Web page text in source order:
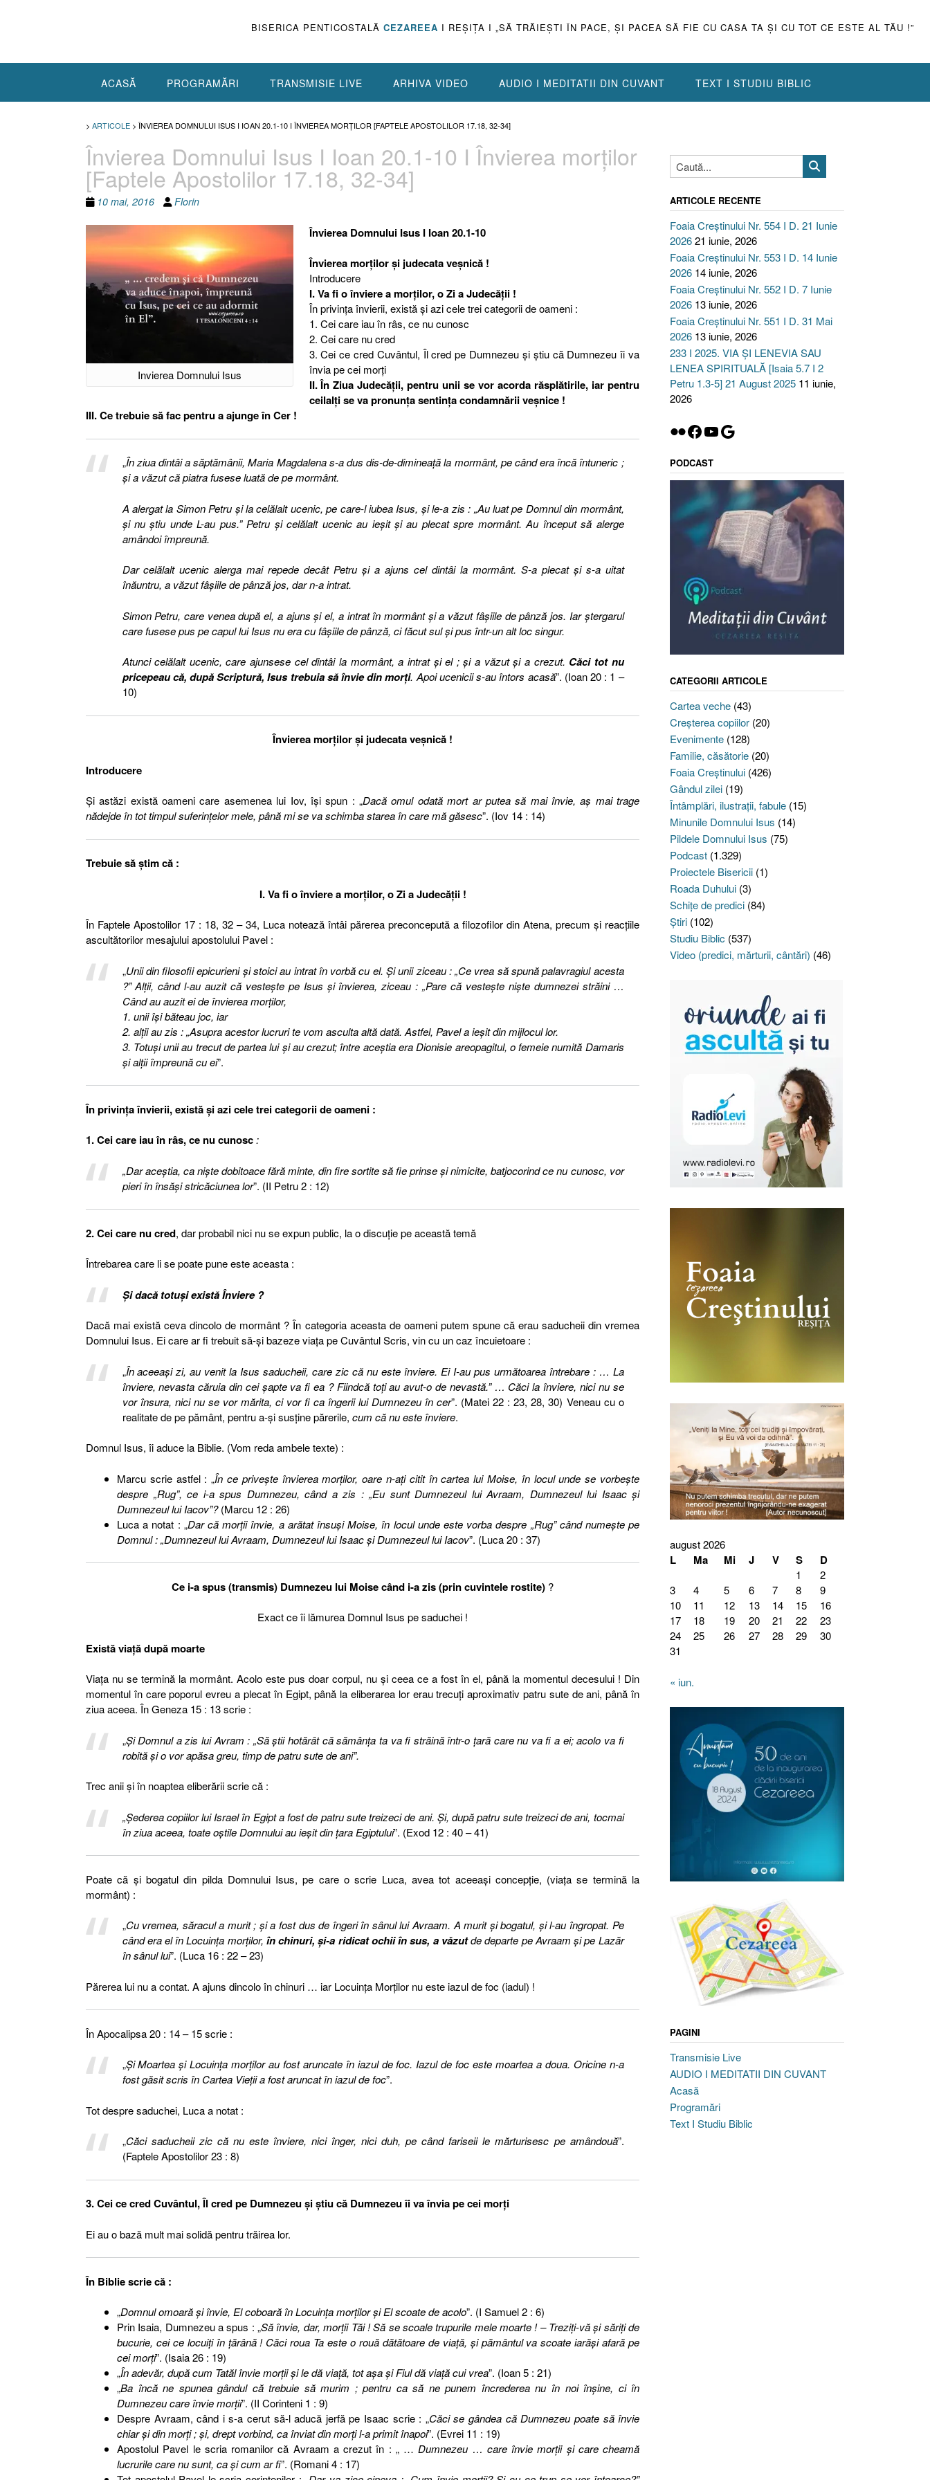
BISERICA PENTICOSTALĂ CEZAREEA I REŞIŢA I „SĂ TRĂIEŞTI ÎN PACE, ŞI PACEA SĂ FIE CU CASA TA ŞI CU TOT CE ESTE AL TĂU !”
ACASĂ PROGRAMĂRI TRANSMISIE LIVE ARHIVA VIDEO AUDIO I MEDITATII DIN CUVANT TEXT I STUDIU BIBLIC
> ARTICOLE > ÎNVIEREA DOMNULUI ISUS I IOAN 20.1-10 I ÎNVIEREA MORŢILOR [FAPTELE APOSTOLILOR 17.18, 32-34]
Învierea Domnului Isus I Ioan 20.1-10 I Învierea morţilor
[Faptele Apostolilor 17.18, 32-34]
10 mai, 2016 Florin
Invierea Domnului Isus
Învierea Domnului Isus I Ioan 20.1-10
Învierea morţilor şi judecata veşnică !
Introducere
I. Va fi o înviere a morţilor, o Zi a Judecăţii !
În privinţa învierii, există şi azi cele trei categorii de oameni :
1. Cei care iau în râs, ce nu cunosc
2. Cei care nu cred
3. Cei ce cred Cuvântul, Îl cred pe Dumnezeu şi ştiu că Dumnezeu îi va
învia pe cei morţi
II. În Ziua Judecăţii, pentru unii se vor acorda răsplătirile, iar pentru
ceilalţi se va pronunţa sentinţa condamnării veşnice !
III. Ce trebuie să fac pentru a ajunge în Cer !
„În ziua dintâi a săptămânii, Maria Magdalena s-a dus dis-de-dimineaţă la mormânt, pe când era încă întuneric ;
şi a văzut că piatra fusese luată de pe mormânt.
A alergat la Simon Petru şi la celălalt ucenic, pe care-l iubea Isus, şi le-a zis : „Au luat pe Domnul din mormânt,
şi nu ştiu unde L-au pus.” Petru şi celălalt ucenic au ieşit şi au plecat spre mormânt. Au început să alerge
amândoi împreună.
Dar celălalt ucenic alerga mai repede decât Petru şi a ajuns cel dintâi la mormânt. S-a plecat şi s-a uitat
înăuntru, a văzut fâşiile de pânză jos, dar n-a intrat.
Simon Petru, care venea după el, a ajuns şi el, a intrat în mormânt şi a văzut fâşiile de pânză jos. Iar ştergarul
care fusese pus pe capul lui Isus nu era cu fâşiile de pânză, ci făcut sul şi pus într-un alt loc singur.
Atunci celălalt ucenic, care ajunsese cel dintâi la mormânt, a intrat şi el ; şi a văzut şi a crezut. Căci tot nu
pricepeau că, după Scriptură, Isus trebuia să învie din morţi. Apoi ucenicii s-au întors acasă”. (Ioan 20 : 1 –
10)
Învierea morţilor şi judecata veşnică !
Introducere
Şi astăzi există oameni care asemenea lui Iov, îşi spun : „Dacă omul odată mort ar putea să mai învie, aş mai trage
nădejde în tot timpul suferinţelor mele, până mi se va schimba starea în care mă găsesc”. (Iov 14 : 14)
Trebuie să ştim că :
I. Va fi o înviere a morţilor, o Zi a Judecăţii !
În Faptele Apostolilor 17 : 18, 32 – 34, Luca notează întâi părerea preconcepută a filozofilor din Atena, precum şi reacţiile
ascultătorilor mesajului apostolului Pavel :
„Unii din filosofii epicurieni şi stoici au intrat în vorbă cu el. Şi unii ziceau : „Ce vrea să spună palavragiul acesta
?” Alţii, când l-au auzit că vesteşte pe Isus şi învierea, ziceau : „Pare că vesteşte nişte dumnezei străini …
Când au auzit ei de învierea morţilor,
1. unii îşi băteau joc, iar
2. alţii au zis : „Asupra acestor lucruri te vom asculta altă dată. Astfel, Pavel a ieşit din mijlocul lor.
3. Totuşi unii au trecut de partea lui şi au crezut; între aceştia era Dionisie areopagitul, o femeie numită Damaris
şi alţii împreună cu ei”.
În privinţa învierii, există şi azi cele trei categorii de oameni :
1. Cei care iau în râs, ce nu cunosc :
„Dar aceştia, ca nişte dobitoace fără minte, din fire sortite să fie prinse şi nimicite, batjocorind ce nu cunosc, vor
pieri în însăşi stricăciunea lor”. (II Petru 2 : 12)
2. Cei care nu cred, dar probabil nici nu se expun public, la o discuţie pe această temă
Întrebarea care li se poate pune este aceasta :
Şi dacă totuşi există Înviere ?
Dacă mai există ceva dincolo de mormânt ? În categoria aceasta de oameni putem spune că erau saducheii din vremea
Domnului Isus. Ei care ar fi trebuit să-şi bazeze viaţa pe Cuvântul Scris, vin cu un caz încuietoare :
„În aceeaşi zi, au venit la Isus saducheii, care zic că nu este înviere. Ei I-au pus următoarea întrebare : … La
înviere, nevasta căruia din cei şapte va fi ea ? Fiindcă toţi au avut-o de nevastă.” … Căci la înviere, nici nu se
vor însura, nici nu se vor mărita, ci vor fi ca îngerii lui Dumnezeu în cer”. (Matei 22 : 23, 28, 30) Veneau cu o
realitate de pe pământ, pentru a-şi susţine părerile, cum că nu este înviere.
Domnul Isus, îi aduce la Biblie. (Vom reda ambele texte) :
Marcu scrie astfel : „În ce priveşte învierea morţilor, oare n-aţi citit în cartea lui Moise, în locul unde se vorbeşte
despre „Rug”, ce i-a spus Dumnezeu, când a zis : „Eu sunt Dumnezeul lui Avraam, Dumnezeul lui Isaac şi
Dumnezeul lui Iacov”?(Marcu 12 : 26)
Luca a notat : „Dar că morţii învie, a arătat însuşi Moise, în locul unde este vorba despre „Rug” când numeşte pe
Domnul : „Dumnezeul lui Avraam, Dumnezeul lui Isaac şi Dumnezeul lui Iacov”. (Luca 20 : 37)
Ce i-a spus (transmis) Dumnezeu lui Moise când i-a zis (prin cuvintele rostite) ?
Exact ce îi lămurea Domnul Isus pe saduchei !
Există viaţă după moarte
Viaţa nu se termină la mormânt. Acolo este pus doar corpul, nu şi ceea ce a fost în el, până la momentul decesului ! Din
momentul în care poporul evreu a plecat în Egipt, până la eliberarea lor erau trecuţi aproximativ patru sute de ani, până în
ziua aceea. În Geneza 15 : 13 scrie :
„Şi Domnul a zis lui Avram : „Să ştii hotărât că sămânţa ta va fi străină într-o ţară care nu va fi a ei; acolo va fi
robită şi o vor apăsa greu, timp de patru sute de ani”.
Trec anii şi în noaptea eliberării scrie că :
„Şederea copiilor lui Israel în Egipt a fost de patru sute treizeci de ani. Şi, după patru sute treizeci de ani, tocmai
în ziua aceea, toate oştile Domnului au ieşit din ţara Egiptului”. (Exod 12 : 40 – 41)
Poate că şi bogatul din pilda Domnului Isus, pe care o scrie Luca, avea tot aceeaşi concepţie, (viaţa se termină la
mormânt) :
„Cu vremea, săracul a murit ; şi a fost dus de îngeri în sânul lui Avraam. A murit şi bogatul, şi l-au îngropat. Pe
când era el în Locuinţa morţilor, în chinuri, şi-a ridicat ochii în sus, a văzutde departe pe Avraam şi pe Lazăr
în sânul lui”. (Luca 16 : 22 – 23)
Părerea lui nu a contat. A ajuns dincolo în chinuri … iar Locuinţa Morţilor nu este iazul de foc (iadul) !
În Apocalipsa 20 : 14 – 15 scrie :
„Şi Moartea şi Locuinţa morţilor au fost aruncate în iazul de foc. Iazul de foc este moartea a doua. Oricine n-a
fost găsit scris în Cartea Vieţii a fost aruncat în iazul de foc”.
Tot despre saduchei, Luca a notat :
„Căci saducheii zic că nu este înviere, nici înger, nici duh, pe când fariseii le mărturisesc pe amândouă”.
(Faptele Apostolilor 23 : 8)
3. Cei ce cred Cuvântul, Îl cred pe Dumnezeu şi ştiu că Dumnezeu îi va învia pe cei morţi
Ei au o bază mult mai solidă pentru trăirea lor.
În Biblie scrie că :
„Domnul omoară şi învie, El coboară în Locuinţa morţilor şi El scoate de acolo”. (I Samuel 2 : 6)
Prin Isaia, Dumnezeu a spus : „Să învie, dar, morţii Tăi ! Să se scoale trupurile mele moarte ! – Treziţi-vă şi săriţi de
bucurie, cei ce locuiţi în ţărână ! Căci roua Ta este o rouă dătătoare de viaţă, şi pământul va scoate iarăşi afară pe
cei morţi”. (Isaia 26 : 19)
„În adevăr, după cum Tatăl învie morţii şi le dă viaţă, tot aşa şi Fiul dă viaţă cui vrea”. (Ioan 5 : 21)
„Ba încă ne spunea gândul că trebuie să murim ; pentru ca să ne punem încrederea nu în noi înşine, ci în
Dumnezeu care învie morţii”. (II Corinteni 1 : 9)
Despre Avraam, când i s-a cerut să-l aducă jerfă pe Isaac scrie : „Căci se gândea că Dumnezeu poate să învie
chiar şi din morţi ; şi, drept vorbind, ca înviat din morţi l-a primit înapoi”. (Evrei 11 : 19)
Apostolul Pavel le scria romanilor că Avraam a crezut în : „ …Dumnezeu … care învie morţii şi care cheamă
lucrurile care nu sunt, ca şi cum ar fi”. (Romani 4 : 17)
ARTICOLE RECENTE
Foaia Creștinului Nr. 554 I D. 21 Iunie
202621 iunie, 2026
Foaia Creștinului Nr. 553 I D. 14 Iunie
2026 14 iunie, 2026
Foaia Creștinului Nr. 552 I D. 7 Iunie
2026 13 iunie, 2026
Foaia Creștinului Nr. 551 I D. 31 Mai
2026 13 iunie, 2026
233 I 2025. VIA ȘI LENEVIA SAU
LENEA SPIRITUALĂ [Isaia 5.7 I 2
Petru 1.3-5] 21 August 2025 11 iunie,
2026
Flickr
Facebook
YouTube
Google
PODCAST
CATEGORII ARTICOLE
Cartea veche(43)
Creşterea copiilor(20)
Evenimente(128)
Familie, căsătorie(20)
Foaia Creştinului(426)
Gândul zilei(19)
Întâmplări, ilustraţii, fabule(15)
Minunile Domnului Isus (14)
Pildele Domnului Isus (75)
Podcast(1.329)
Proiectele Bisericii(1)
Roada Duhului(3)
Schiţe de predici(84)
Ştiri(102)
Studiu Biblic (537)
Video (predici, mărturii, cântări) (46)
august 2026
L Ma Mi J V S D
1
2
3
4 5 6 7 8
9
10
11 12 13 14 15
16
17
18 19 20 21 22
23
24
25 26 27 28 29
30
31
« iun.
PAGINI
Transmisie Live
AUDIO I MEDITATII DIN CUVANT
Acasă
Programări
Text I Studiu Biblic